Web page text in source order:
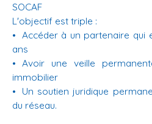
SOCAF
L'objectif est triple :
Accéder à un partenaire qui
ans
Avoir une veille
immobilier
Un soutien juridique
du réseau.